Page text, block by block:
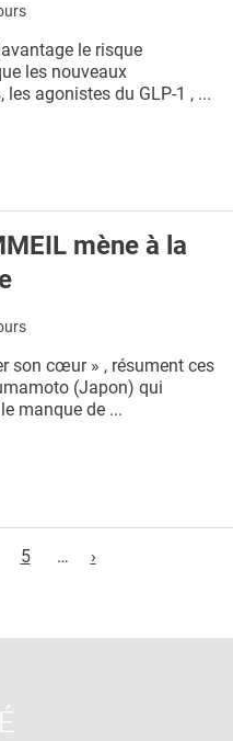
le risque
les nouveaux
agonistes du GLP-1 , ...
mène à la
son cœur » , résument ces
(Japon) qui
manque de ...
5 … ›